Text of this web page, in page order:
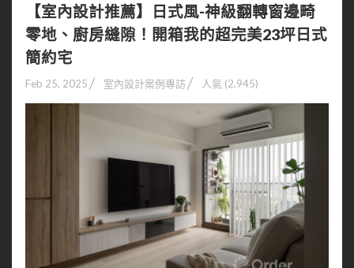
【室內設計推薦】日式風-神級翻轉窗邊畸
零地、廚房縫隙！開箱我的超完美23坪日式
簡約宅
Feb 25, 2025 室內設計案例專訪 人氣 (2,945)